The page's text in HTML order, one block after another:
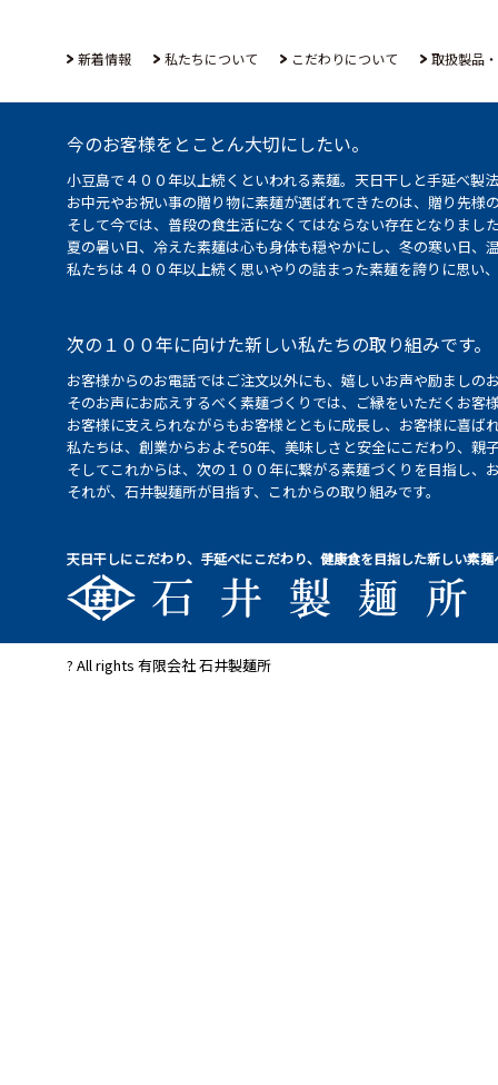
新着情報 私たちについて こだわりについて 取扱製品
今のお客様をとことん大切にしたい。
小豆島で４００年以上続くといわれる素麺。天日干しと手延べ
お中元やお祝い事の贈り物に素麺が選ばれてきたのは、贈り先
そして今では、普段の食生活になくてはならない存在となりまし
夏の暑い日、冷えた素麺は心も身体も穏やかにし、冬の寒い日
私たちは４００年以上続く思いやりの詰まった素麺を誇りに思
次の１００年に向けた新しい私たちの取り組みです。
お客様からのお電話ではご注文以外にも、嬉しいお声や励まし
そのお声にお応えするべく素麺づくりでは、ご縁をいただくお
お客様に支えられながらもお客様とともに成長し、お客様に喜ば
私たちは、創業からおよそ50年、美味しさと安全にこだわり、
そしてこれからは、次の１００年に繋がる素麺づくりを目指し
それが、石井製麺所が目指す、これからの取り組みです。
天日干しにこだわり、手延べにこだわり、健康食を目指した新しい素麺
? All rights 有限会社 石井製麺所